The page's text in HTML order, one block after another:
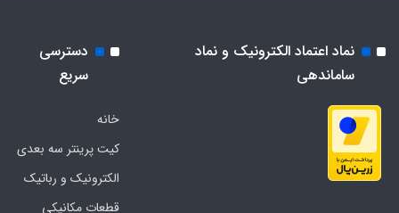
نماد اعتماد الکترونیک و نماد
ساماندهی
دسترسی
سریع
خانه
کیت پرینتر سه بعدی
الکترونیک و رباتیک
قطعات مکانیکی